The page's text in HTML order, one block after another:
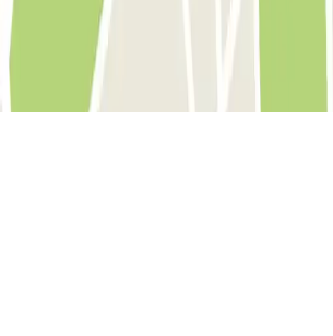
reserved